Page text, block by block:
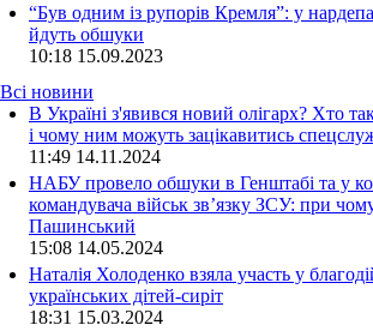
“Був одним із рупорів Кремля”: у
йдуть обшуки
10:18 15.09.2023
Всі новини
В Україні з'явився новий олігарх? Хто
і чому ним можуть зацікавитись
11:49 14.11.2024
НАБУ провело обшуки в Генштабі та у
командувача військ зв’язку ЗСУ: при
Пашинський
15:08 14.05.2024
Наталія Холоденко взяла участь у
українських дітей-сиріт
18:31 15.03.2024